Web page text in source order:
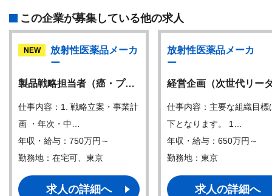
この企業が募集している他の求人
NEW
放射性医薬品メーカ
ー
製品戦略担当者（癌・プ…
仕事内容：1. 戦略立案・事業計
画 ・年次・中…
年収・給与：750万円～
勤務地：在宅可、東京
求人の詳細へ
放射性医薬品メーカ
ー
経営企画（次世代リー
仕事内容：主要な組織目標
下となります。 1…
年収・給与：650万円～
勤務地：東京
求人の詳細へ